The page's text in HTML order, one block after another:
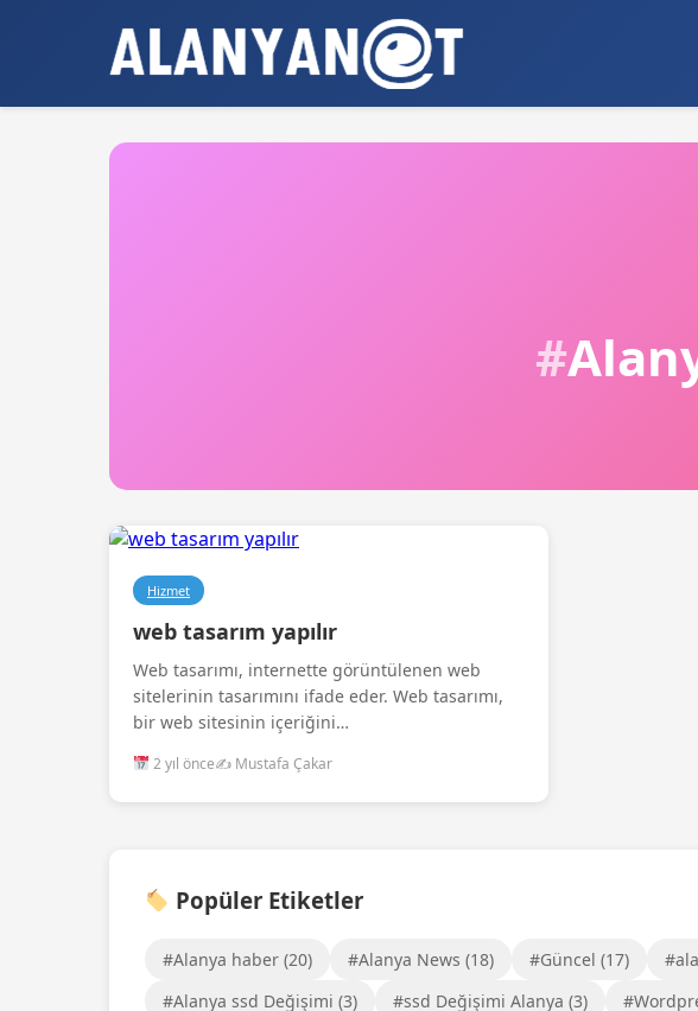
Hizmet
web tasarım yapılır
Web tasarımı, internette görüntülenen web
sitelerinin tasarımını ifade eder. Web tasarımı,
bir web sitesinin içeriğini…
2 yıl önce✍️ Mustafa Çakar
Popüler Etiketler
#Alanya haber (20) #Alanya News (18) #Güncel (17)
#Alanya ssd Değişimi (3)
#ssd Değişimi Alanya (3)